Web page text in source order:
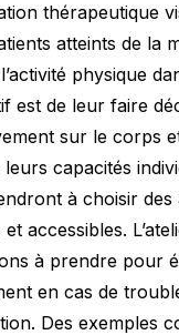
thérapeutique
atteints de la
physique
est de leur faire
sur le corps
capacités
à choisir des
accessibles.
à prendre pour
en cas de
Des exemples